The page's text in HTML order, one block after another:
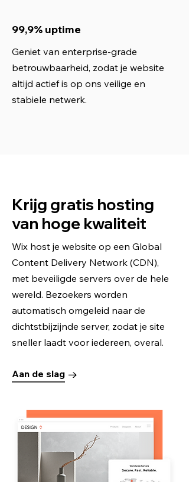
Geniet van enterprise-grade
betrouwbaarheid, zodat je website
altijd actief is op ons veilige en
stabiele netwerk.
99,9% uptime
Krijg gratis hosting
van hoge kwaliteit
Wix host je website op een Global
Content Delivery Network (CDN),
met beveiligde servers over de hele
wereld. Bezoekers worden
automatisch omgeleid naar de
dichtstbijzijnde server, zodat je site
sneller laadt voor iedereen, overal.
Aan de slag